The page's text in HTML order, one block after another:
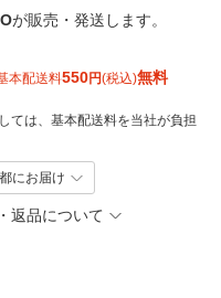
が販売・発送します。
本配送料550円(税込)無料
ては、基本配送料を当社が負担
にお届け
返品について